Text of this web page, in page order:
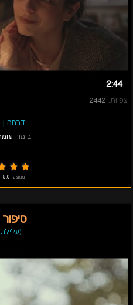
2:44
צפיות: 2442
דרמה |
בימוי:
ממוצע: 5.0